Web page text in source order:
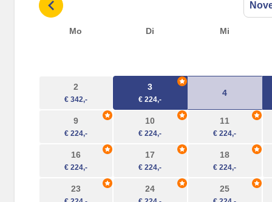
Mo Di Mi
2 3
4
9 10 11
16 17 18
23 24 25